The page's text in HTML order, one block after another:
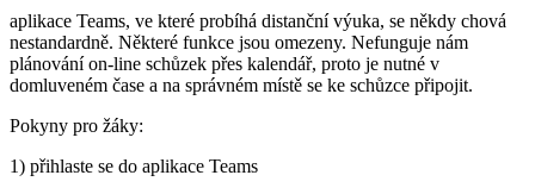
aplikace Teams, ve které probíhá distanční výuka, se někdy chová
nestandardně. Některé funkce jsou omezeny. Nefunguje nám
plánování on-line schůzek přes kalendář, proto je nutné v
domluveném čase a na správném místě se ke schůzce připojit.
Pokyny pro žáky:
1) přihlaste se do aplikace Teams